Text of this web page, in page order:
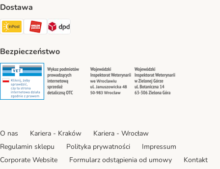
Dostawa
Paczkomat® Shipping Method
ORLEN Paczka Shipping Method
DPD Shipping Method
Bezpieczeństwo
Security Security Security
O nas Kariera - Kraków
Kariera - Wrocław
Regulamin sklepu
Polityka prywatności
Impressum
Corporate Website
Formularz odstąpienia od umowy
Kontakt